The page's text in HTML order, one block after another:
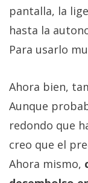
pantalla, la
hasta la
Para usarlo
Ahora bien,
Aunque
redondo que
creo que el
Ahora mismo,